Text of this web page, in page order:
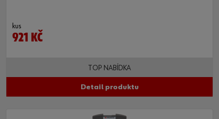
kus
921 KČ
TOP NABÍDKA
Detail produktu